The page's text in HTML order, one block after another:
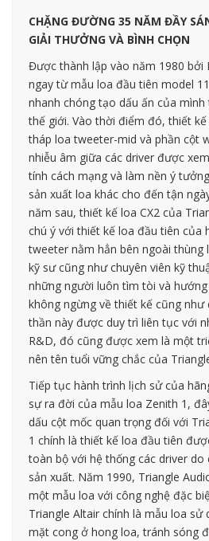
CHẶNG ĐƯỜNG 35 NĂM ĐẦY
GIẢI THƯỞNG VÀ BÌNH CHỌN
Được thành lập vào năm 1980 bởi
ngay từ mẫu loa đầu tiên model
nhanh chóng tạo dấu ấn của
thế giới. Vào thời điểm đó, thiết
tháp loa tweeter-mid và phần cột
nhiễu âm giữa các driver được
tính cách mạng và làm nền ý
sản xuất loa khác cho đến tận
năm sau, thiết kế loa CX2 của
chú ý với thiết kế loa đầu tiên của
tweeter nằm hẳn bên ngoài thùng
kỹ sư cũng như chuyên viên kỹ
những người luôn tìm tòi và
không ngừng về thiết kế cũng như
thần này được duy trì liên tục với
R&D, đó cũng được xem là một
nên tên tuổi vững chắc của
Tiếp tục hành trình lịch sử của
sự ra đời của mẫu loa Zenith 1,
dấu cột mốc quan trọng đối với
1 chính là thiết kế loa đầu tiên
toàn bộ với hệ thống các driver do
sản xuất. Năm 1990, Triangle
một mẫu loa với công nghệ đặc
Triangle Altair chính là mẫu loa sử
mặt cong ở hong loa, tránh sóng